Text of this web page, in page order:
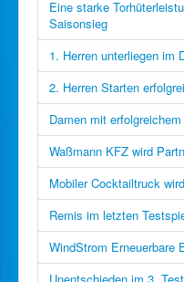
Eine starke
Saisonsieg
1. Herren unterliegen im
2. Herren Starten
Damen mit
Waßmann KFZ wird
Mobiler Cocktailtruck
Remis im letzten
WindStrom Erneuerbare